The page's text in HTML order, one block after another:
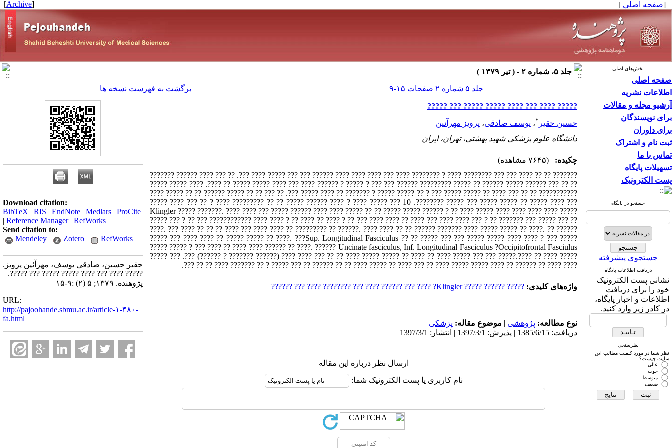
[صفحه اصلی ]
[
Archive
]
بخش‌های اصلی
صفحه اصلی
اطلاعات نشریه
آرشیو مجله و مقالات
برای نویسندگان
برای داوران
ثبت نام و اشتراک
تماس با ما
تسهیلات پایگاه
پست الکترونیک
جستجو در پایگاه
جستجوی پیشرفته
دریافت اطلاعات پایگاه
نشانی پست الکترونیک
خود را برای دریافت
اطلاعات و اخبار پایگاه،
در کادر زیر وارد کنید.
نظرسنجی
نظر شما در مورد کیفیت مطالب این
سایت چیست؟
عالی
خوب
متوسط
ضعیف
جلد ۵، شماره ۲ - ( تير ۱۳۷۹ )
جلد ۵ شماره ۲ صفحات ۱۵-۹
برگشت به فهرست نسخه ها
????? ???? ??? ???? ????? ????? ??? ?????
حسین حقیر *، یوسف صادقی، پرویز مهرآئین
دانشگاه علوم پزشکی شهید بهشتی، تهران، ایران
چکیده:
(۷۶۴۵ مشاهده)
??????? ?? ?? ???? ??? ??? ???????? ???? ? ???????? ???? ??? ???? ???? ???? ?????? ??? ??? ????? ???? ???. ?? ??? ???? ?????? ???????
?? ?? ??? ?????? ????? ?????? ?? ????? ????????? ?????? ??? ??? ? ????? ? ?????? ???? ??? ???? ????? ????? ?? ????. ???? ????? ?????
??????????? ?? ?? ??? ???? ?? ????? ????? ??? ? ?? ????? ????? ? ??????? ?? ???? ????? ???. ?? ??? ?? ?? ????? ?????? ?? ?? ????? ????
??? ???? ????? ?? ????? ????? ??? ????? ????????. 10 ??? ????? ???? ? ???? ?????? ????? ?? ?? ????????? ???? ? ?? ??? ???? ?????
Klingler ????? ???????. ???? ???? ??? ????? ?????? ???? ???? ????? ?? ?? ????? ????? ?????? ? ?? ???? ????? ???? ???? ???? ???? ?????
????? ??? ? ?? ??? ???????????? ???? ???? ? ?? ???? ?? ???? ? ?? ??? ???? ???? ?? ???? ??? ???? ???? ??? ? ?? ??????? ??? ????? ??? ??
????. ??? ???? ?? ?? ?? ???? ??? ???? ???? ?? ????????? ?? ??????. ???? ???? ?? ?? ?????? ??????? ???? ????? ????? ?? ????. ?? ??????
????? ??? ???? ???? ?? ????? ????? ?? ????. ???Sup. Longitudinal Fasciculus ?? ?? ????? ??? ??? ????? ????? ???? ???? ? ??? ?????
???? ???? ?????? ?? ????. ?????? Uncinate fasciculus, Inf. Longitudinal Fasciculus ?Occipitofrontal Fasciulus ?? ???? ??? ? ????? ?????
????? ???? ?? ????.????? ??? ??? ????? ???? ?? ???? ?? ????? ????? ???? ?? ?? ??? ???? ???? (?????? ??????? ? ??????) ???. ??? ?????
???? ???? ?? ?????? ?? ???? ????? ????? ???? ?? ??? ???? ?? ????? ???? ?? ?? ?????? ?? ??? ????? ? ?? ??????? ???? ?? ?? ???.
واژه‌های کلیدی: ????? ?????? ????? Klingler? ???? ??? ?????? ???? ??? ???????? ???? ??? ??????
نوع مطالعه: پژوهشی | موضوع مقاله: پزشکی
دریافت: 1385/6/15 | پذیرش: 1397/3/1 | انتشار: 1397/3/1
ارسال نظر درباره این مقاله
نام کاربری یا پست الکترونیک شما:
Download citation:
BibTeX | RIS | EndNote | Medlars | ProCite
| Reference Manager| RefWorks
Send citation to:
Mendeley
Zotero RefWorks
حقیر حسین، صادقی یوسف، مهرآئین پرویز.
????? ???? ??? ???? ????? ????? ??? ?????.
پژوهنده. ۱۳۷۹; ۵ (۲) :۹-۱۵
URL:
http://pajoohande.sbmu.ac.ir/article-۱-۴۸۰-
fa.html